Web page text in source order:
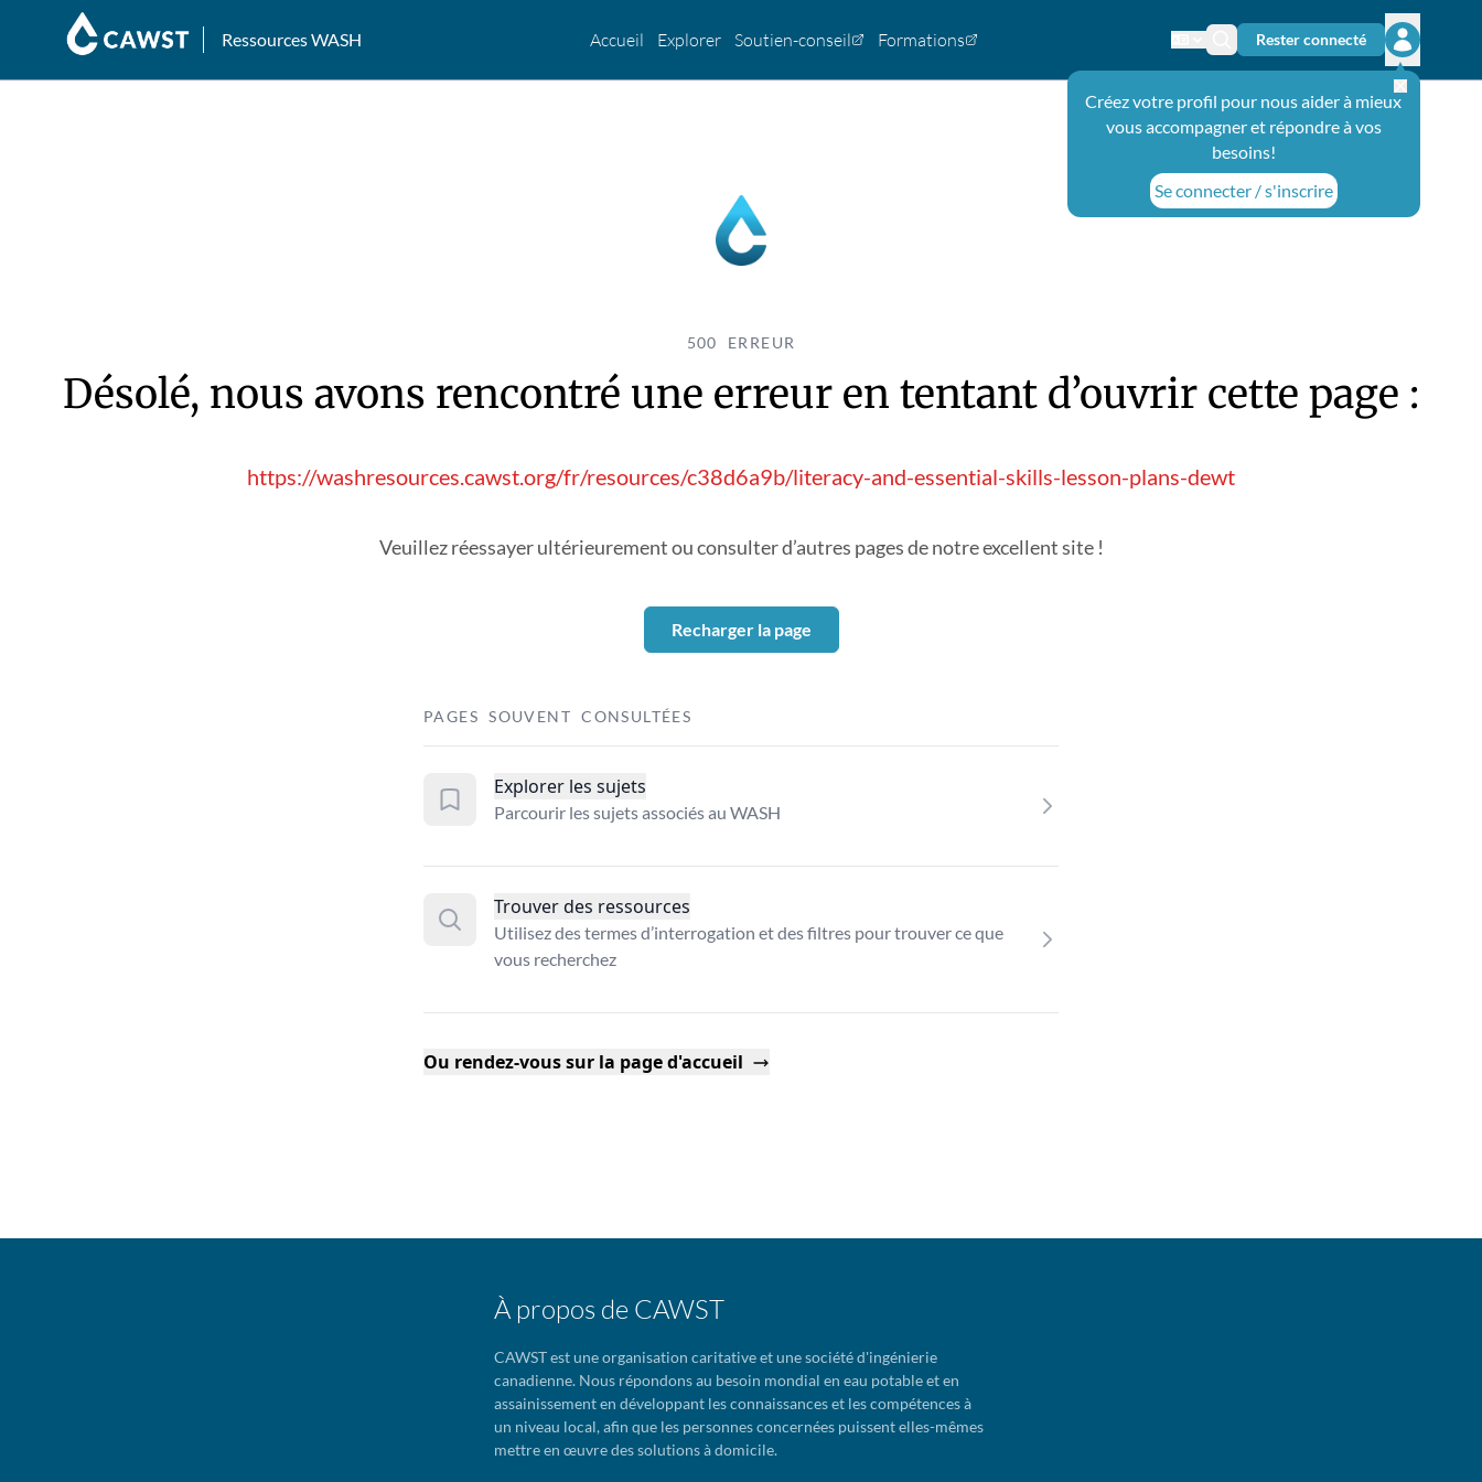
Ressources WASH Accueil Explorer Soutien-conseil Formations Changer de langue
Icône de recherche
Rester connecté
Ouvrir le
Créez votre profil pour nous aider à mieux
vous accompagner et répondre à vos
besoins!
Se connecter / s'inscrire
500 ERREUR
Désolé, nous avons rencontré une erreur en tentant d’ouvrir cette page :
https://washresources.cawst.org/fr/resources/c38d6a9b/literacy-and-essential-skills-lesson-plans-dewt
Veuillez réessayer ultérieurement ou consulter d’autres pages de notre excellent site !
Recharger la page
PAGES SOUVENT CONSULTÉES
Explorer les sujets
Parcourir les sujets associés au WASH
Trouver des ressources
Utilisez des termes d’interrogation et des filtres pour trouver ce que
vous recherchez
Ou rendez-vous sur la page d'accueil
À propos de CAWST
CAWST est une organisation caritative et une société d'ingénierie
canadienne. Nous répondons au besoin mondial en eau potable et en
assainissement en développant les connaissances et les compétences à
un niveau local, afin que les personnes concernées puissent elles-mêmes
mettre en œuvre des solutions à domicile.